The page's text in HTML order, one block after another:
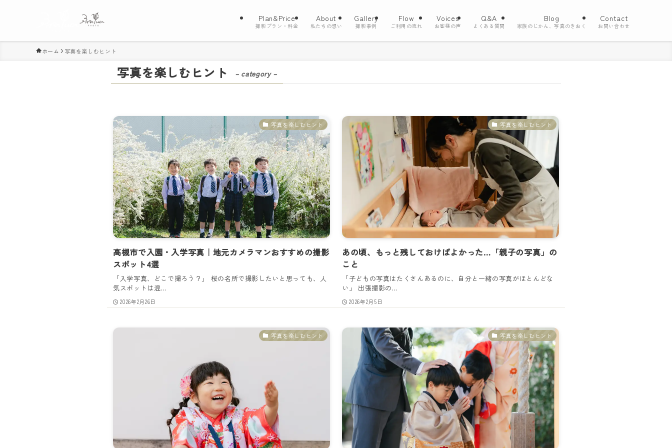
Plan&Price
撮影プラン・料金
About
私たちの想い
Gallery
撮影事例
Flow
ご利用の流れ
Voices
お客様の声
Q&A
よくある質問
Blog
家族のじかん、写真のきおく
Contact
お問い合わせ
ホーム 写真を楽しむヒント
写真を楽しむヒント – category –
写真を楽しむヒント
高槻市で入園・入学写真｜地元カメラマンおすすめの撮影
スポット4選
「入学写真、どこで撮ろう？」 桜の名所で撮影したいと思っても、人
気スポットは混...
2026年2月26日
写真を楽しむヒント
あの頃、もっと残しておけばよかった…「親子の写真」の
こと
「子どもの写真はたくさんあるのに、自分と一緒の写真がほとんどな
い」 出張撮影の...
2026年2月5日
写真を楽しむヒント 写真を楽しむヒント